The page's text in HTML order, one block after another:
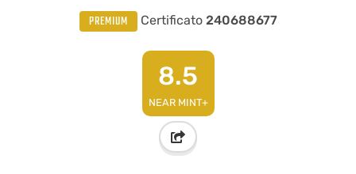
PREMIUM Certificato 240688677
8.5
NEAR MINT+